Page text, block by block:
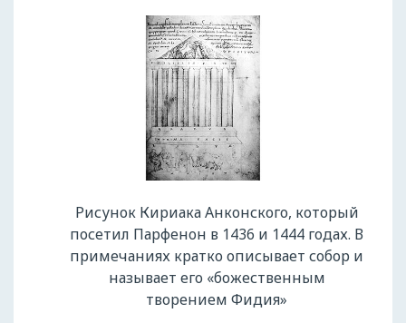
Рисунок Кириака Анконского, который
посетил Парфенон в 1436 и 1444 годах. В
примечаниях кратко описывает собор и
называет его «божественным
творением Фидия»